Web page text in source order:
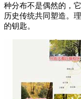
种分布不是偶然的，
历史传统共同塑造。
的钥匙。